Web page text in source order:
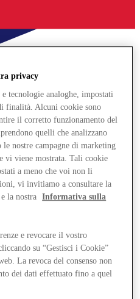
privacy
tecnologie analoghe, impostati
finalità. Alcuni cookie sono
il corretto funzionamento del
quelli che analizzano
nostre campagne di marketing
vi viene mostrata. Tali cookie
a meno che voi non li
vi invitiamo a consultare la
e la nostra
Informativa sulla
e revocare il vostro
su “Gestisci i Cookie”
La revoca del consenso non
dei dati effettuato fino a quel